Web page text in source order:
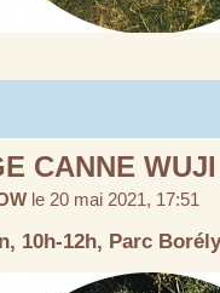
CANNE WUJI
le 20 mai 2021, 17:51
10h-12h, Parc Borély